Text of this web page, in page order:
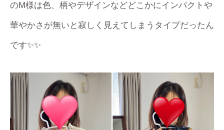
のM様は色、柄やデザインなどどこかにインパクトや
華やかさが無いと寂しく見えてしまうタイプだったん
です✨✨